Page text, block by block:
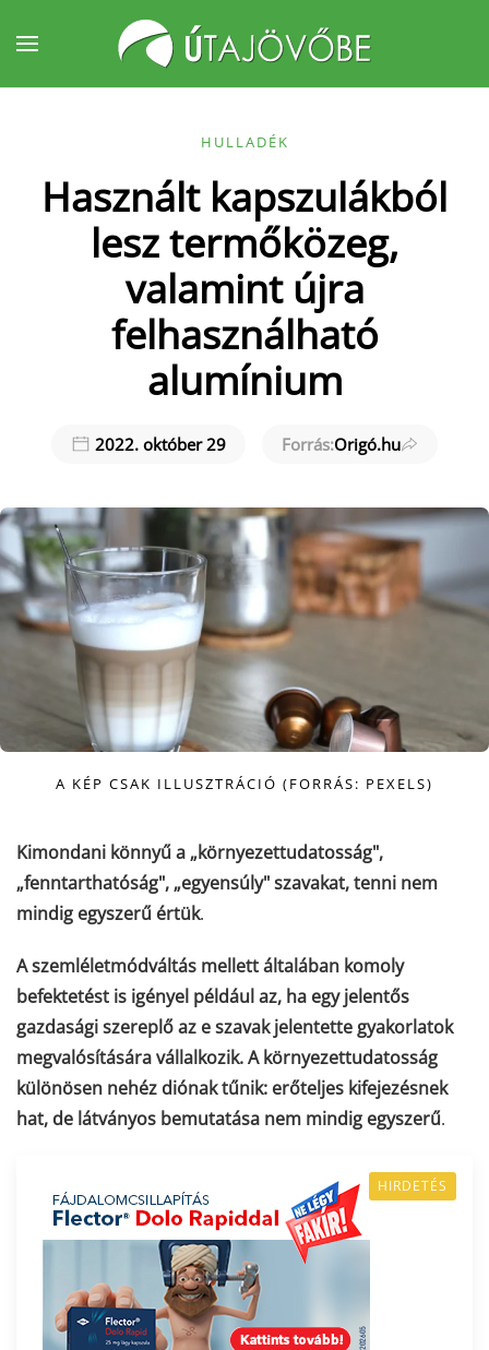
Fő tartalom átugrása
HULLADÉK
Használt kapszulákból
lesz termőközeg,
valamint újra
felhasználható
alumínium
2022. október 29 Forrás:Origó.hu
A KÉP CSAK ILLUSZTRÁCIÓ (FORRÁS: PEXELS)
Kimondani könnyű a „környezettudatosság",
„fenntarthatóság", „egyensúly" szavakat, tenni nem
mindig egyszerű értük.
A szemléletmódváltás mellett általában komoly
befektetést is igényel például az, ha egy jelentős
gazdasági szereplő az e szavak jelentette gyakorlatok
megvalósítására vállalkozik. A környezettudatosság
különösen nehéz diónak tűnik: erőteljes kifejezésnek
hat, de látványos bemutatása nem mindig egyszerű.
HIRDETÉS